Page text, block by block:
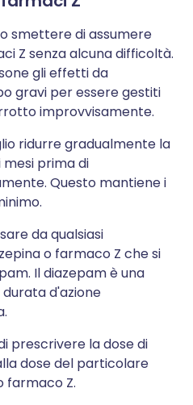
smettere di assumere
Z senza alcuna difficoltà.
gli effetti da
gravi per essere gestiti
improvvisamente.
ridurre gradualmente la
mesi prima di
Questo mantiene i
da qualsiasi
o farmaco Z che si
Il diazepam è una
d'azione
prescrivere la dose di
dose del particolare
farmaco Z.